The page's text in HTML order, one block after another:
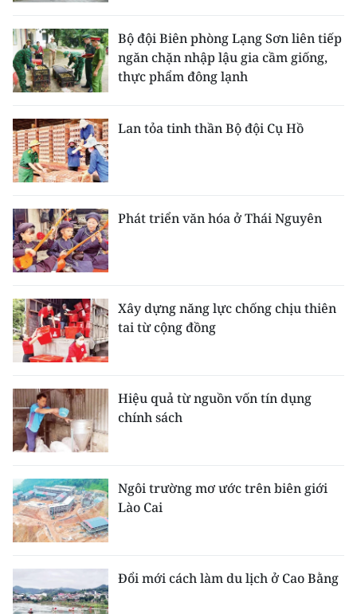
Bộ đội Biên phòng Lạng Sơn liên tiếp
ngăn chặn nhập lậu gia cầm giống,
thực phẩm đông lạnh
Lan tỏa tinh thần Bộ đội Cụ Hồ
Phát triển văn hóa ở Thái Nguyên
Xây dựng năng lực chống chịu thiên
tai từ cộng đồng
Hiệu quả từ nguồn vốn tín dụng
chính sách
Ngôi trường mơ ước trên biên giới
Lào Cai
Đổi mới cách làm du lịch ở Cao Bằng